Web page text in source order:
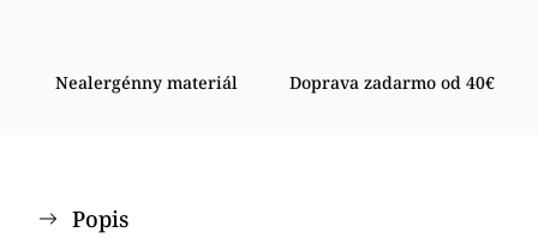
Nealergénny materiál Doprava zadarmo od 40€
Popis